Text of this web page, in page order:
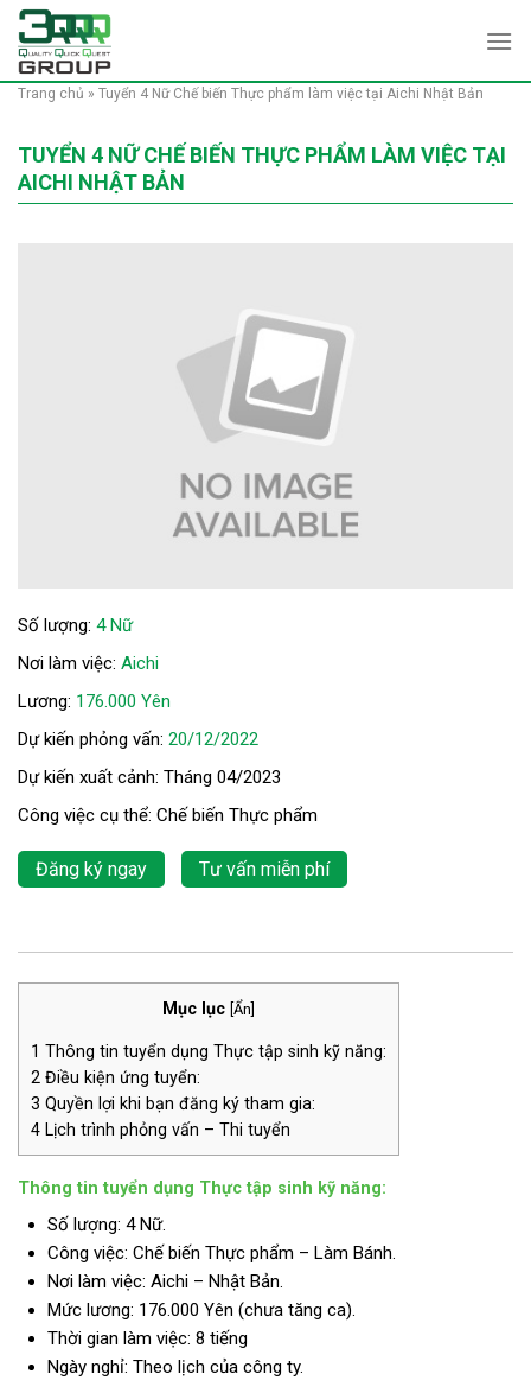
Skip
content
Trang chủ » Tuyển 4 Nữ Chế biến Thực phẩm làm việc tại Aichi Nhật Bản
TUYỂN 4 NỮ CHẾ BIẾN THỰC PHẨM LÀM VIỆC TẠI
AICHI NHẬT BẢN
Số lượng: 4 Nữ
Nơi làm việc: Aichi
Lương: 176.000 Yên
Dự kiến phỏng vấn: 20/12/2022
Dự kiến xuất cảnh: Tháng 04/2023
Công việc cụ thể: Chế biến Thực phẩm
Đăng ký ngay Tư vấn miễn phí
Mục lục [Ẩn]
1 Thông tin tuyển dụng Thực tập sinh kỹ năng:
2 Điều kiện ứng tuyển:
3 Quyền lợi khi bạn đăng ký tham gia:
4 Lịch trình phỏng vấn – Thi tuyển
Thông tin tuyển dụng Thực tập sinh kỹ năng:
Số lượng: 4 Nữ.
Công việc: Chế biến Thực phẩm – Làm Bánh.
Nơi làm việc: Aichi – Nhật Bản.
Mức lương: 176.000 Yên (chưa tăng ca).
Thời gian làm việc: 8 tiếng
Ngày nghỉ: Theo lịch của công ty.